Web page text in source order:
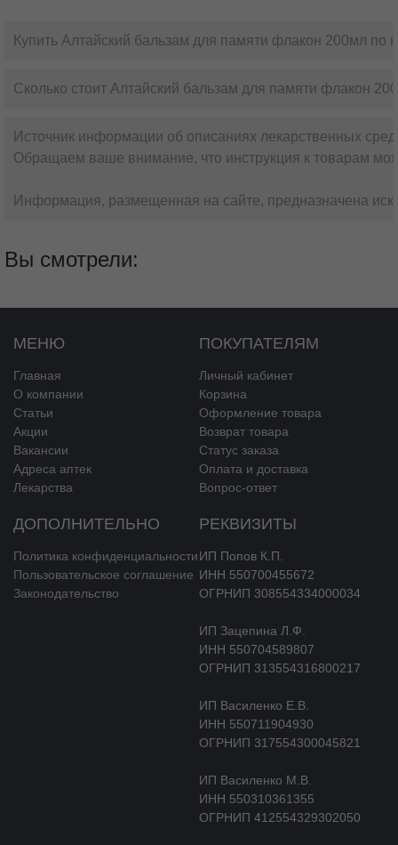
Купить Алтайский бальзам для памяти флакон 200мл по
Сколько стоит Алтайский бальзам для памяти флакон
Источник информации об описаниях лекарственных
Обращаем ваше внимание, что инструкция к товарам
Информация, размещенная на сайте, предназначена
Вы смотрели:
МЕНЮ
Главная
О компании
Статьи
Акции
Вакансии
Адреса аптек
Лекарства
ПОКУПАТЕЛЯМ
Личный кабинет
Корзина
Оформление товара
Возврат товара
Статус заказа
Оплата и доставка
Вопрос-ответ
ДОПОЛНИТЕЛЬНО
Политика конфиденциальности
Пользовательское соглашение
Законодательство
РЕКВИЗИТЫ
ИП Попов К.П.
ИНН 550700455672
ОГРНИП 308554334000034
ИП Зацепина Л.Ф.
ИНН 550704589807
ОГРНИП 313554316800217
ИП Василенко Е.В.
ИНН 550711904930
ОГРНИП 317554300045821
ИП Василенко М.В.
ИНН 550310361355
ОГРНИП 412554329302050